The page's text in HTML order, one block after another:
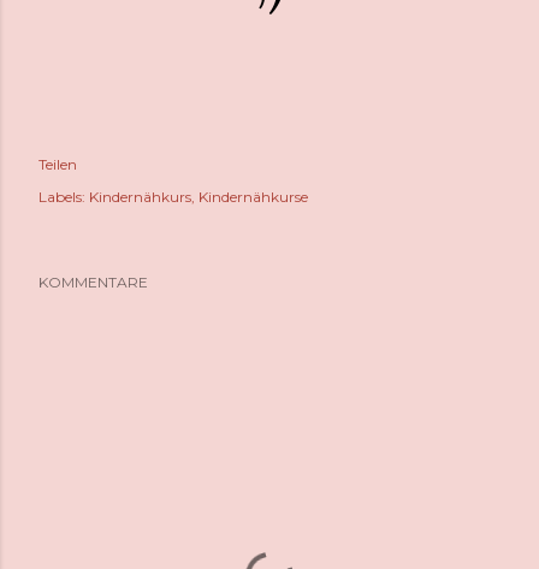
Teilen
Labels: Kindernähkurs Kindernähkurse
KOMMENTARE